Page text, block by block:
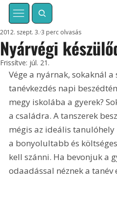
Nyárvégi
2012. szept. 3. 3 perc olvasás
Frissítve: júl. 21.
Vége a nyárnak, sokaknál
tanévkezdés napi
megy iskolába a gyerek?
a családra. A tanszerek
mégis az ideális
a bonyolultabb és
kell szánni. Ha bevonjuk a
odaadással néznek a tanév